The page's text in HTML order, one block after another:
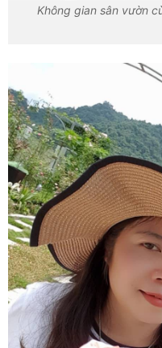
Không gian sân vườn